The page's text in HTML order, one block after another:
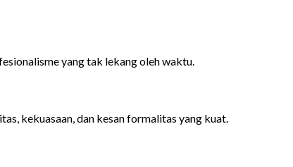
yang tak lekang oleh waktu.
kekuasaan, dan kesan formalitas yang kuat.